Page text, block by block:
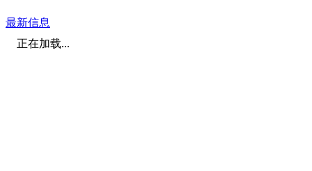
最新信息
正在加载...